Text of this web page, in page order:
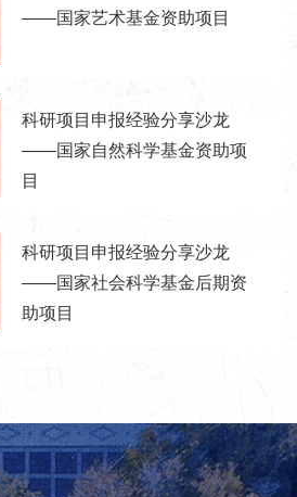
——国家艺术基金资助项目
科研项目申报经验分享沙龙
——国家自然科学基金资助项
目
科研项目申报经验分享沙龙
——国家社会科学基金后期资
助项目